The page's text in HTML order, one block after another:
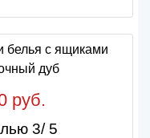
руб.
3/ 5